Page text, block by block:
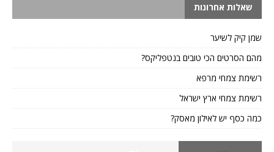
שאלות אחרונות
שמן קיק לשיער
מהם הסרטים הכי טובים בנטפליקס?
רשימת צמחי מרפא
רשימת צמחי ארץ ישראל
כמה כסף יש לאילון מאסק?